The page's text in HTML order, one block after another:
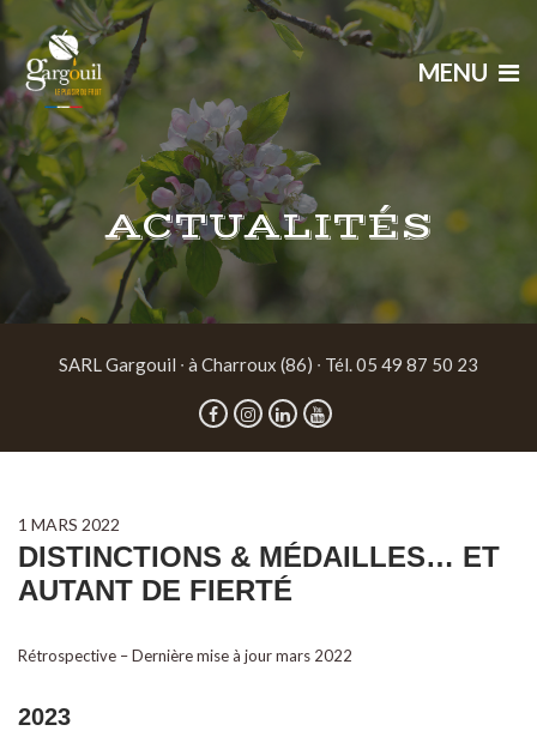
MENU
ACTUALITÉS
SARL Gargouil ∙ à Charroux (86) ∙ Tél. 05 49 87 50 23
1 MARS 2022
DISTINCTIONS & MÉDAILLES… ET
AUTANT DE FIERTÉ
Rétrospective – Dernière mise à jour mars 2022
2023